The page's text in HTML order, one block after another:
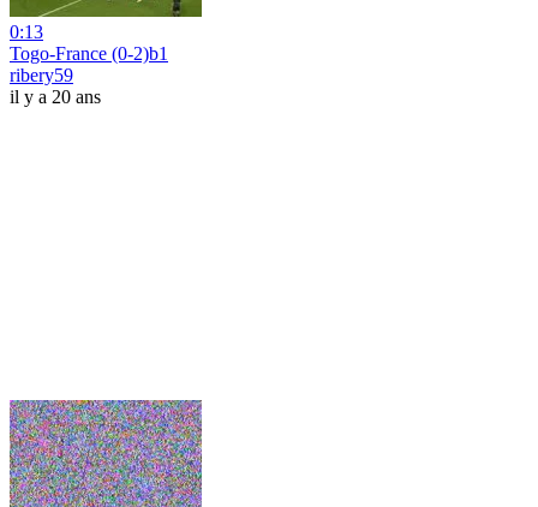
0:13
Togo-France (0-2)b1
ribery59
il y a 20 ans